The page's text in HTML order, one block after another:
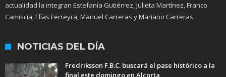
actualidad la integran Estefanía Gutiérrez, Julieta Martínez, Franco
Camiscia, Elías Ferreyra, Manuel Carreras y Mariano Carreras.
NOTICIAS DEL DÍA
Fredriksson F.B.C. buscará el pase histórico a la
final este domingo en Alcorta